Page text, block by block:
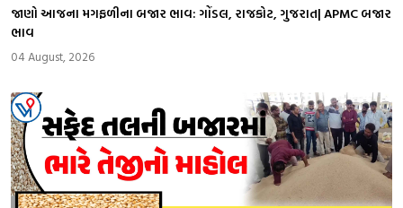
જાણો આજના મગફળીના બજાર ભાવ: ગોંડલ, રાજકોટ, ગુજરાત| APMC બજાર
ભાવ
04 August, 2026